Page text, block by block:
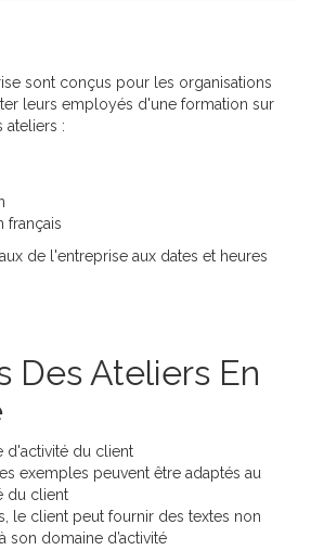
sont conçus pour les organisations
leurs employés d'une formation sur
ateliers :
français
de l'entreprise aux dates et heures
Des Ateliers En
d'activité du client
exemples peuvent être adaptés au
du client
le client peut fournir des textes non
son domaine d’activité